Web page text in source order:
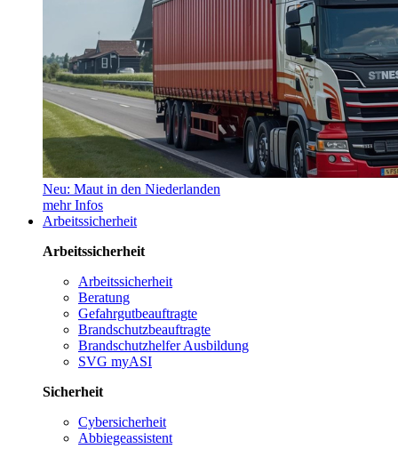
Neu: Maut in den Niederlanden
mehr Infos
Arbeitssicherheit
Arbeitssicherheit
Arbeitssicherheit
Beratung
Gefahrgutbeauftragte
Brandschutzbeauftragte
Brandschutzhelfer Ausbildung
SVG myASI
Sicherheit
Cybersicherheit
Abbiegeassistent